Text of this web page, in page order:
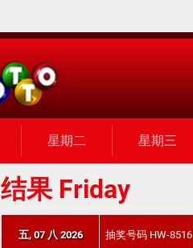
星期二 星期三
结果 Friday
五, 07 八 2026 抽奖号码 HW-8516